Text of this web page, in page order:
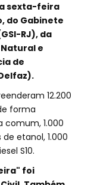
sexta-feira
do Gabinete
RJ), da
e
de
12.200
forma
comum, 1.000
etanol, 1.000
S10.
foi